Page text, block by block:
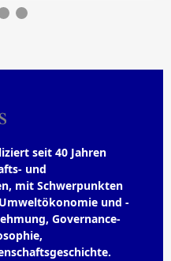
seit 40 Jahren
und
mit Schwerpunkten
und -
Governance-